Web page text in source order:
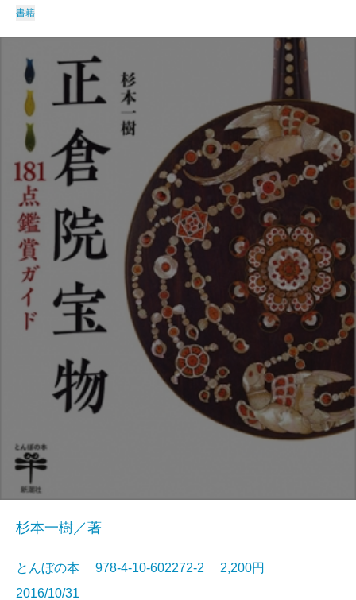
書籍
杉本一樹／著
とんぼの本 978-4-10-602272-2 2,200円
2016/10/31